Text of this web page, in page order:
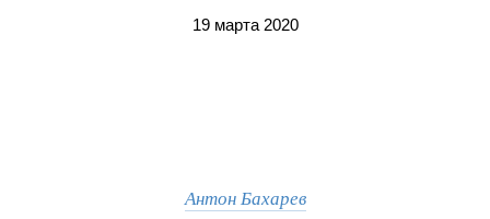
19 марта 2020
Антон Бахарев